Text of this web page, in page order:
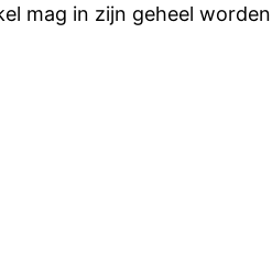
mag in zijn geheel worden